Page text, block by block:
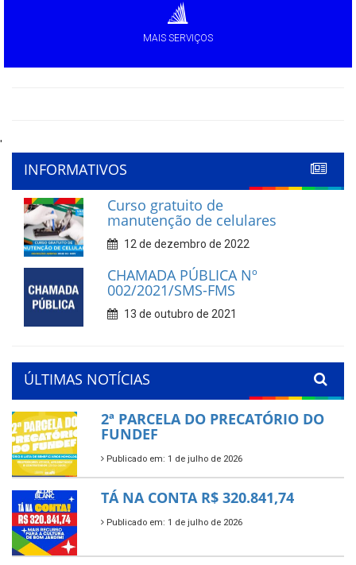
MAIS SERVIÇOS
'
INFORMATIVOS
Curso gratuito de
manutenção de celulares
12 de dezembro de 2022
CHAMADA PÚBLICA Nº
002/2021/SMS-FMS
13 de outubro de 2021
ÚLTIMAS NOTÍCIAS
2ª PARCELA DO PRECATÓRIO DO
FUNDEF
Publicado em: 1 de julho de 2026
TÁ NA CONTA R$ 320.841,74
Publicado em: 1 de julho de 2026